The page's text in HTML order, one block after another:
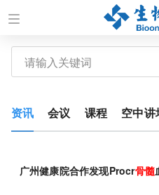
资讯 会议 课程 空中讲
广州健康院合作发现Procr骨髓